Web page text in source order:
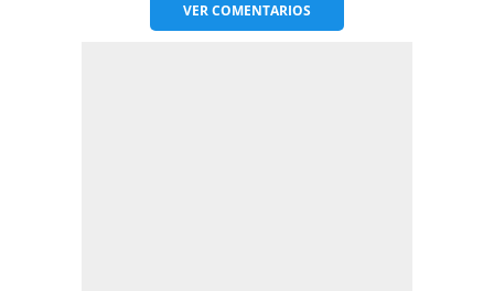
VERCOMENTARIOS